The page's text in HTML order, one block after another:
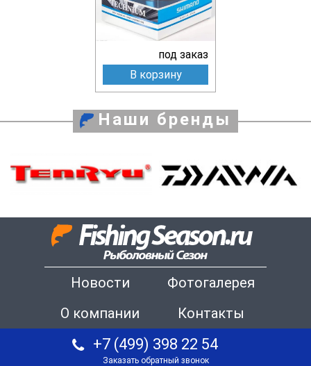
под заказ
В корзину
Наши бренды
Новости
Фотогалерея
О компании
Контакты
+7 (499) 398 22 54
Заказать обратный звонок